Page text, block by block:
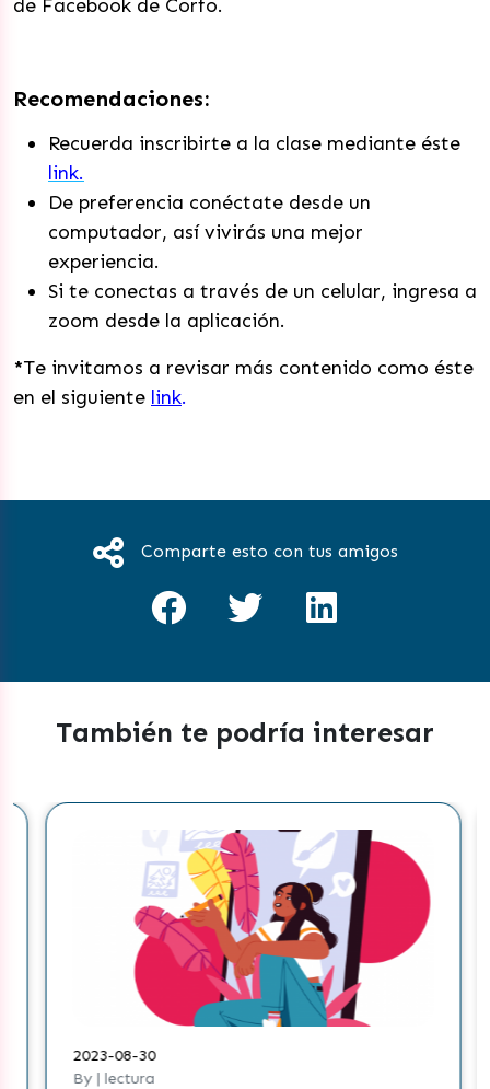
de Facebook de Corfo.
Recomendaciones:
Recuerda inscribirte a la clase mediante éste
link.
De preferencia conéctate desde un
computador, así vivirás una mejor
experiencia.
Si te conectas a través de un celular, ingresa a
zoom desde la aplicación.
*Te invitamos a revisar más contenido como éste
en el siguiente link.
Comparte esto con tus amigos
También te podría interesar
2023-08-30
By | lectura